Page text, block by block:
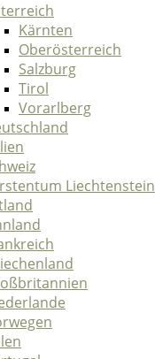
Kärnten
Oberösterreich
Salzburg
Tirol
Vorarlberg
Liechtenstein